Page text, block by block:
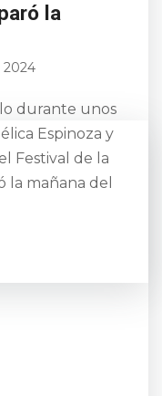
la
2024
durante unos
Espinoza y
Festival de la
la mañana del